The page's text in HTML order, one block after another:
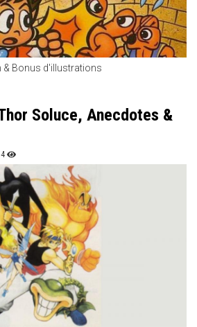
& Bonus d'illustrations
Soluce, Anecdotes &